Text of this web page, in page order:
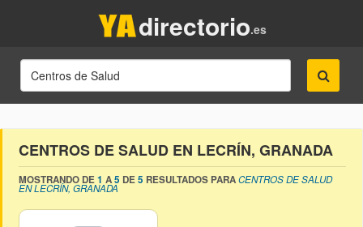
.es
directorio
CENTROS DE SALUD EN LECRÍN, GRANADA
MOSTRANDO DE1 A5 DE5 RESULTADOS PARACENTROS DE SALUD
EN LECRÍN, GRANADA